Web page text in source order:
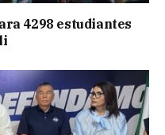
4298 estudiantes